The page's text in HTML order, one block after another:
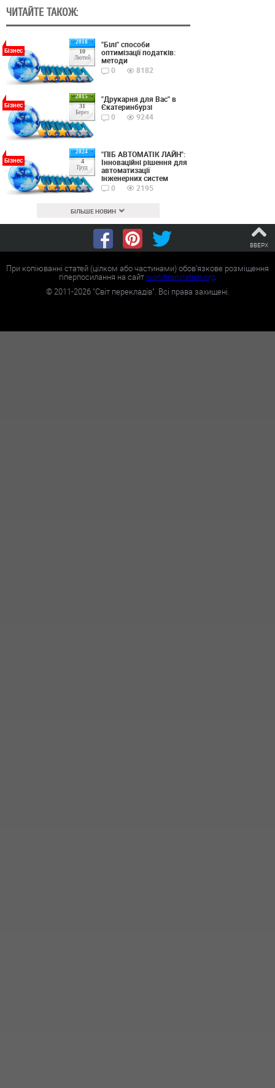
ЧИТАЙТЕ ТАКОЖ:
2018
10
Лютий
Бізнес
"Білі" способи
оптимізації податків:
методи
0
8182
2015
31
Берез
Бізнес
"Друкарня для Вас" в
Єкатеринбурзі
0
9244
2024
4
Груд
Бізнес
"ПІБ АВТОМАТІК ЛАЙН":
Інноваційні рішення для
автоматизації
інженерних систем
0
2195
БІЛЬШЕ НОВИН
ВВЕРХ
При копіюванні статей (цілком або частинами) обов'язкове розміщення
гіперпосилання на сайтworldtranslation.org.
©2011-2026"Світ перекладів". Всі права захищені.